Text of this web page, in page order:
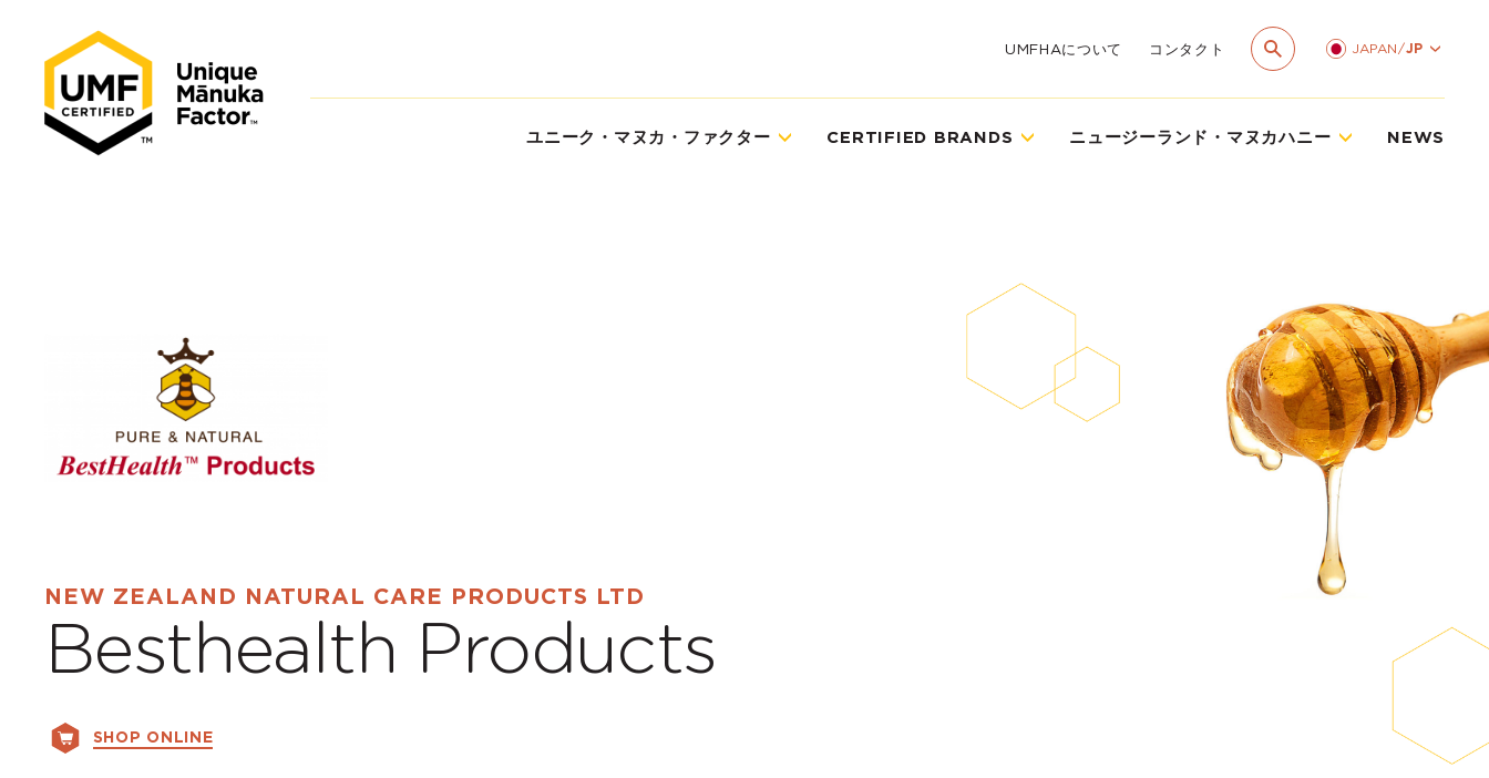
UMFHAについて コンタクト JAPAN/JP
ユニーク・マヌカ・ファクター CERTIFIED BRANDS ニュージーランド・マヌカハニー NEWS
NEW ZEALAND NATURAL CARE PRODUCTS LTD
Besthealth Products
SHOP ONLINE